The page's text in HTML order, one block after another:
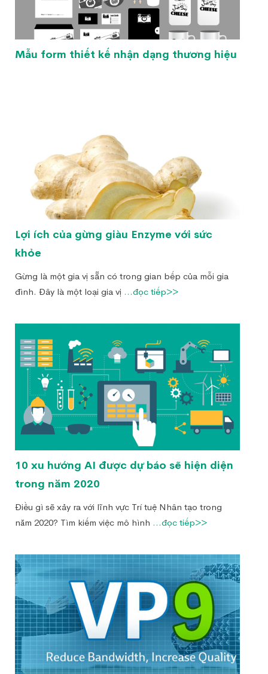
Mẫu form thiết kế nhận dạng thương hiệu
Lợi ích của gừng giàu Enzyme với sức
khỏe
Gừng là một gia vị sẵn có trong gian bếp của mỗi gia
đình. Đây là một loại gia vị ...đọc tiếp>>
10 xu hướng AI được dự báo sẽ hiện diện
trong năm 2020
Điều gì sẽ xảy ra với lĩnh vực Trí tuệ Nhân tạo trong
năm 2020? Tìm kiếm việc mô hình ...đọc tiếp>>